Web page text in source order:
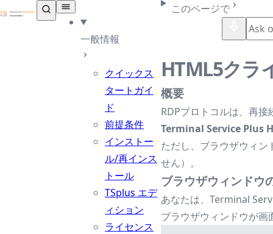
TSplus ドキュメンテーション ®
一般情報
クイックス
タートガイ
ド
前提条件
インストー
ル/再インス
トール
TSplus エデ
ィション
ライセンス
このページで
HTML5クラ
概要
RDPプロトコルは、再
Terminal Service Plus
ただし、ブラウザウィ
せん）。
ブラウザウィンドウ
あなたは、Terminal
ブラウザウィンドウが